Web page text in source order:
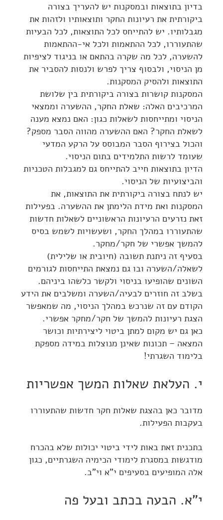
בדיון בתוצאות ובמסקנות יש להעריך בצורה
ביקורתית את רעיונות החקר ותוצאותיו ולזהות את
מגבלותיו. יש להתייחס לכל התוצאות, לכל הבעיות
שהתעוררו, לכל ההתאמות ולכל אי-ההתאמות
להשערה, לכל מה שקרה בהתאם או בניגוד לציפיות
מן הניסוי, ולבסוף צריך לפרש ולנסות להסביר את
התוצאות ולהסיק המסקנות.
המסקנות קושרות בצורה ביקורתית בין שלושת
המרכיבים האלה: שאלת החקר, ההשערה וממצאי
הניסוי ומתייחסות לשאלות כגון: האם נמצא מענה
לשאלת החקר? האם ההשערה מהווה הסבר מספק?
והכול בצירוף הסבר המבוסס על הרקע המדעי
שעומד לרשות התלמידים בתום הניסוי.
הדיון בתוצאות חייב להתייחס גם למגבלות הטכניות
והביצועיות של הניסוי.
יש לנתח בצורה ביקורתית את התוצאות, את
המסקנות ואת מידת הלימתן את ההשערה. בפעילות
זאת נזרעים הרעיונות הראשוניים לשאלות חדשות
שהתעוררו במהלך החקר, ושעשויות לשמש בסיס
להמשך אפשרי של חקר/מחקר.
בסעיף זה ניתנת תשובה (חיובית או שלילית)
לשאלה/השערה ובו גם נמצאת התייחסות לגורמים
השונים שהופיעו בניסוי ולקשר כלשהו ביניהם.
בשלב זה חוזרים לבעיה/השערה ומשלבים את הידע
הקודם עם זה שנרכש במהלך הניסוי, מה שמאפשר
הצגת רעיונות להמשך של חקר/מחקר אפשרי.
כאן גם יש מקום למתן ביטוי ליצירתיות וכושר
המצאה – תכונות שאינן מנוצלות במידה מספקת
בלימוד השגרתי!
י. העלאת שאלות המשך אפשריות
מדובר כאן בהצגת שאלות חקר חדשות שהתעוררו
בעקבות הפעילות.
בתכנית זאת באות לידי ביטוי יכולות שלא בהכרח
מודגשות במסגרת לימודי הכימיה השגרתיים, כגון
אלה המופיעים בסעיפים י"א וי"ב.
י"א. הבעה בכתב ובעל פה